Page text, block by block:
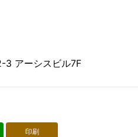
3 アーシスビル7F
印刷